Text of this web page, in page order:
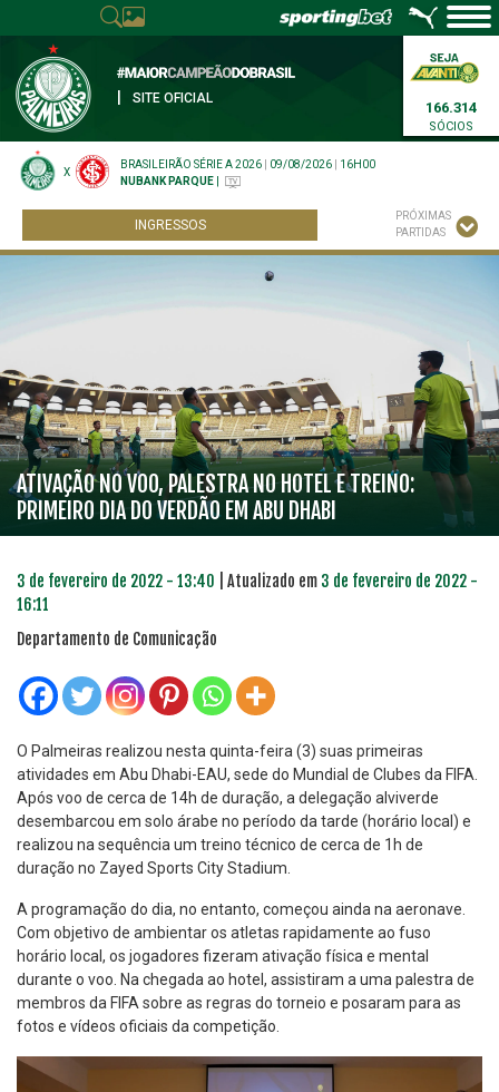
SITE OFICIAL
166.314
SÓCIOS
X
BRASILEIRÃO SÉRIE A 2026 09/08/2026
16H00
NUBANK PARQUE
INGRESSOS
PRÓXIMAS
PARTIDAS
ATIVAÇÃO NO VOO, PALESTRA NO HOTEL E TREINO:
PRIMEIRO DIA DO VERDÃO EM ABU DHABI
3 de fevereiro de 2022 - 13:40 | Atualizado em 3 de fevereiro de 2022 -
16:11
Departamento de Comunicação
O Palmeiras realizou nesta quinta-feira (3) suas primeiras
atividades em Abu Dhabi-EAU, sede do Mundial de Clubes da FIFA.
Após voo de cerca de 14h de duração, a delegação alviverde
desembarcou em solo árabe no período da tarde (horário local) e
realizou na sequência um treino técnico de cerca de 1h de
duração no Zayed Sports City Stadium.
A programação do dia, no entanto, começou ainda na aeronave.
Com objetivo de ambientar os atletas rapidamente ao fuso
horário local, os jogadores fizeram ativação física e mental
durante o voo. Na chegada ao hotel, assistiram a uma palestra de
membros da FIFA sobre as regras do torneio e posaram para as
fotos e vídeos oficiais da competição.